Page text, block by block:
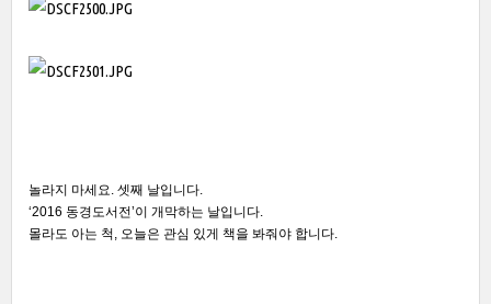
놀라지 마세요. 셋째 날입니다.
‘2016 동경도서전’이 개막하는 날입니다.
몰라도 아는 척, 오늘은 관심 있게 책을 봐줘야 합니다.